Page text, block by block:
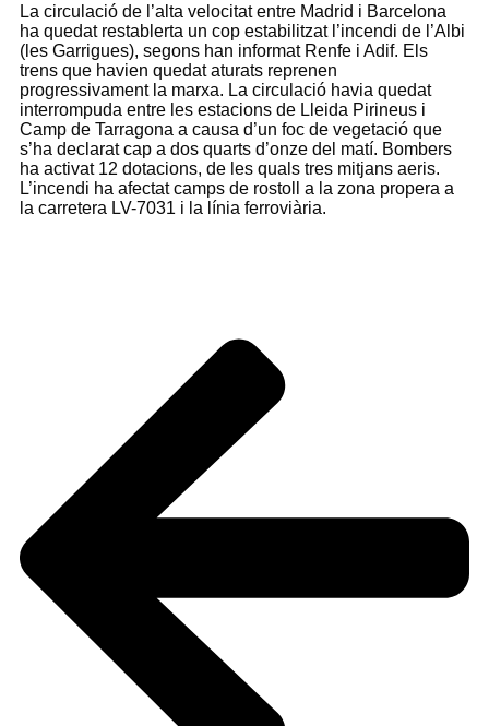
La circulació de l’alta velocitat entre Madrid i Barcelona
ha quedat restablerta un cop estabilitzat l’incendi de l’Albi
(les Garrigues), segons han informat Renfe i Adif. Els
trens que havien quedat aturats reprenen
progressivament la marxa. La circulació havia quedat
interrompuda entre les estacions de Lleida Pirineus i
Camp de Tarragona a causa d’un foc de vegetació que
s’ha declarat cap a dos quarts d’onze del matí. Bombers
ha activat 12 dotacions, de les quals tres mitjans aeris.
L’incendi ha afectat camps de rostoll a la zona propera a
la carretera LV-7031 i la línia ferroviària.